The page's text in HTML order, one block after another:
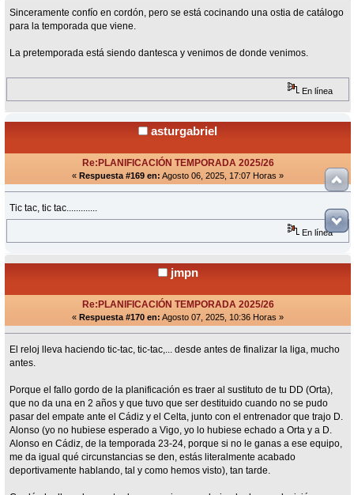
Sinceramente confío en cordón, pero se está cocinando una ostia de catálogo
para la temporada que viene.
La pretemporada está siendo dantesca y venimos de donde venimos.
En línea
asturgabriel
Re:PLANIFICACIÓN TEMPORADA 2025/26
« Respuesta #169 en: Agosto 06, 2025, 17:07 Horas »
Tic tac, tic tac.............
En línea
jmpn
Re:PLANIFICACIÓN TEMPORADA 2025/26
« Respuesta #170 en: Agosto 07, 2025, 10:36 Horas »
El reloj lleva haciendo tic-tac, tic-tac,... desde antes de finalizar la liga, mucho
antes.
Porque el fallo gordo de la planificación es traer al sustituto de tu DD (Orta),
que no da una en 2 años y que tuvo que ser destituido cuando no se pudo
pasar del empate ante el Cádiz y el Celta, junto con el entrenador que trajo D.
Alonso (yo no hubiese esperado a Vigo, yo lo hubiese echado a Orta y a D.
Alonso en Cádiz, de la temporada 23-24, porque si no le ganas a ese equipo,
me da igual qué circunstancias se den, estás literalmente acabado
deportivamente hablando, tal y como hemos visto), tan tarde.